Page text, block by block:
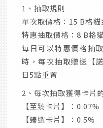
1、抽取規則
單次取價格：15 B格貓
特惠抽取價格：8 B格
每日可以特惠價格抽
時，每次抽取贈送【
日5點重置
2、每次抽取獲得卡片
【至臻卡片】：0.07%
【臻選卡片】：0.5%